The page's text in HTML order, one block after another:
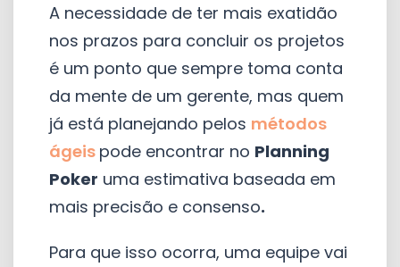
A necessidade de ter mais exatidão
nos prazos para concluir os projetos
é um ponto que sempre toma conta
da mente de um gerente, mas quem
já está planejando pelos métodos
ágeis pode encontrar no Planning
Poker uma estimativa baseada em
mais precisão e consenso.
Para que isso ocorra, uma equipe vai